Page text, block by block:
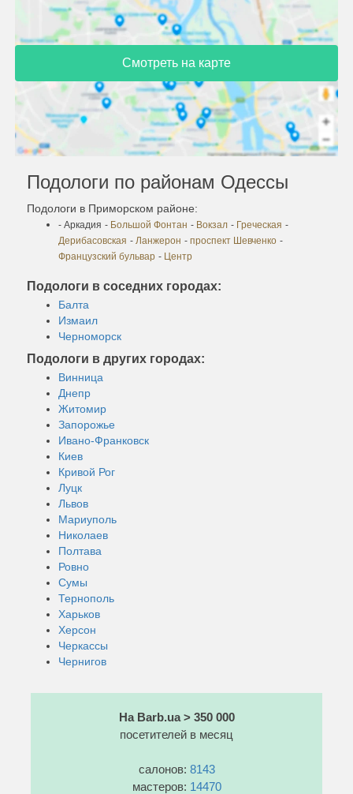
Смотреть на карте
Подологи по районам Одессы
Подологи в Приморском районе:
- Аркадия - Большой Фонтан - Вокзал - Греческая -
Дерибасовская - Ланжерон - проспект Шевченко -
Французский бульвар - Центр
Подологи в соседних городах:
Балта
Измаил
Черноморск
Подологи в других городах:
Винница
Днепр
Житомир
Запорожье
Ивано-Франковск
Киев
Кривой Рог
Луцк
Львов
Мариуполь
Николаев
Полтава
Ровно
Сумы
Тернополь
Харьков
Херсон
Черкассы
Чернигов
На Barb.ua > 350 000
посетителей в месяц
салонов: 8143
мастеров: 14470